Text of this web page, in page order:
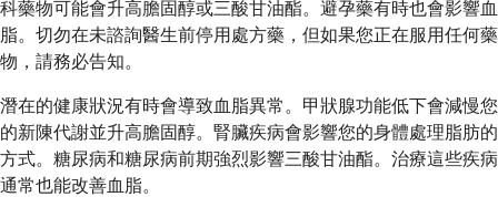
科藥物可能會升高膽固醇或三酸甘油酯。避孕藥有時也會影響血
脂。切勿在未諮詢醫生前停用處方藥，但如果您正在服用任何藥
物，請務必告知。
潛在的健康狀況有時會導致血脂異常。甲狀腺功能低下會減慢您
的新陳代謝並升高膽固醇。腎臟疾病會影響您的身體處理脂肪的
方式。糖尿病和糖尿病前期強烈影響三酸甘油酯。治療這些疾病
通常也能改善血脂。